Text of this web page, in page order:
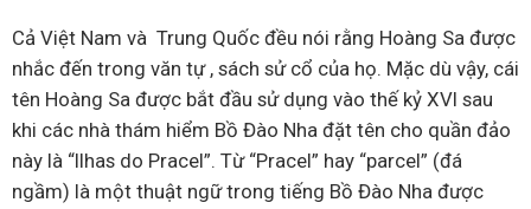
Cả Việt Nam và Trung Quốc đều nói rằng Hoàng Sa được
nhắc đến trong văn tự , sách sử cổ của họ. Mặc dù vậy, cái
tên Hoàng Sa được bắt đầu sử dụng vào thế kỷ XVI sau
khi các nhà thám hiểm Bồ Đào Nha đặt tên cho quần đảo
này là “Ilhas do Pracel”. Từ “Pracel” hay “parcel” (đá
ngầm) là một thuật ngữ trong tiếng Bồ Đào Nha được